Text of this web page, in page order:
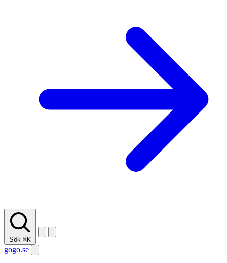
Sök ⌘K
gogo.se